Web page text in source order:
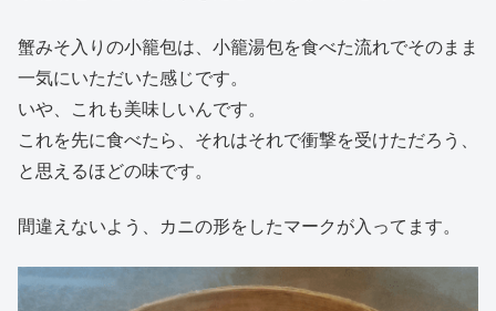
蟹みそ入りの小籠包は、小籠湯包を食べた流れでそのまま
一気にいただいた感じです。
いや、これも美味しいんです。
これを先に食べたら、それはそれで衝撃を受けただろう、
と思えるほどの味です。
間違えないよう、カニの形をしたマークが入ってます。